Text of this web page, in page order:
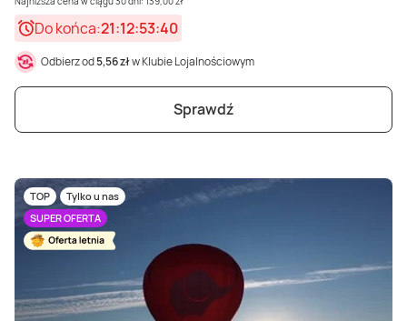
Do końca:21:12:53:38
Odbierz od5,56 złw Klubie Lojalnościowym
Sprawdź
TOP
Tylko u nas
SUPER OFERTA